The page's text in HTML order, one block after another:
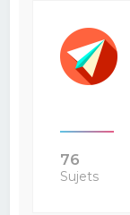
76
Sujets